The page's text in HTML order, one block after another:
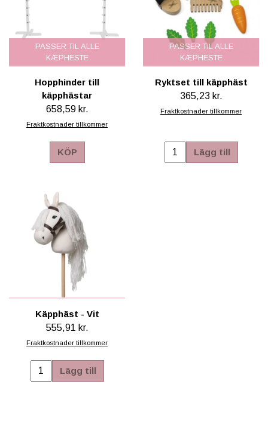
PASSER TIL ALLE
KÆPHESTE
Hopphinder till
käpphästar
658,59 kr.
Fraktkostnader tillkommer
KÖP
PASSER TIL ALLE
KÆPHESTE
Ryktset till käpphäst
365,23 kr.
Fraktkostnader tillkommer
Lägg till
Käpphäst - Vit
555,91 kr.
Fraktkostnader tillkommer
Lägg till